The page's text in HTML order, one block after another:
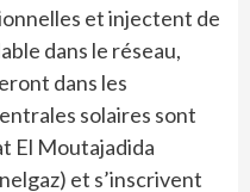
et injectent de
dans le réseau,
dans les
solaires sont
El Moutajadida
et s’inscrivent